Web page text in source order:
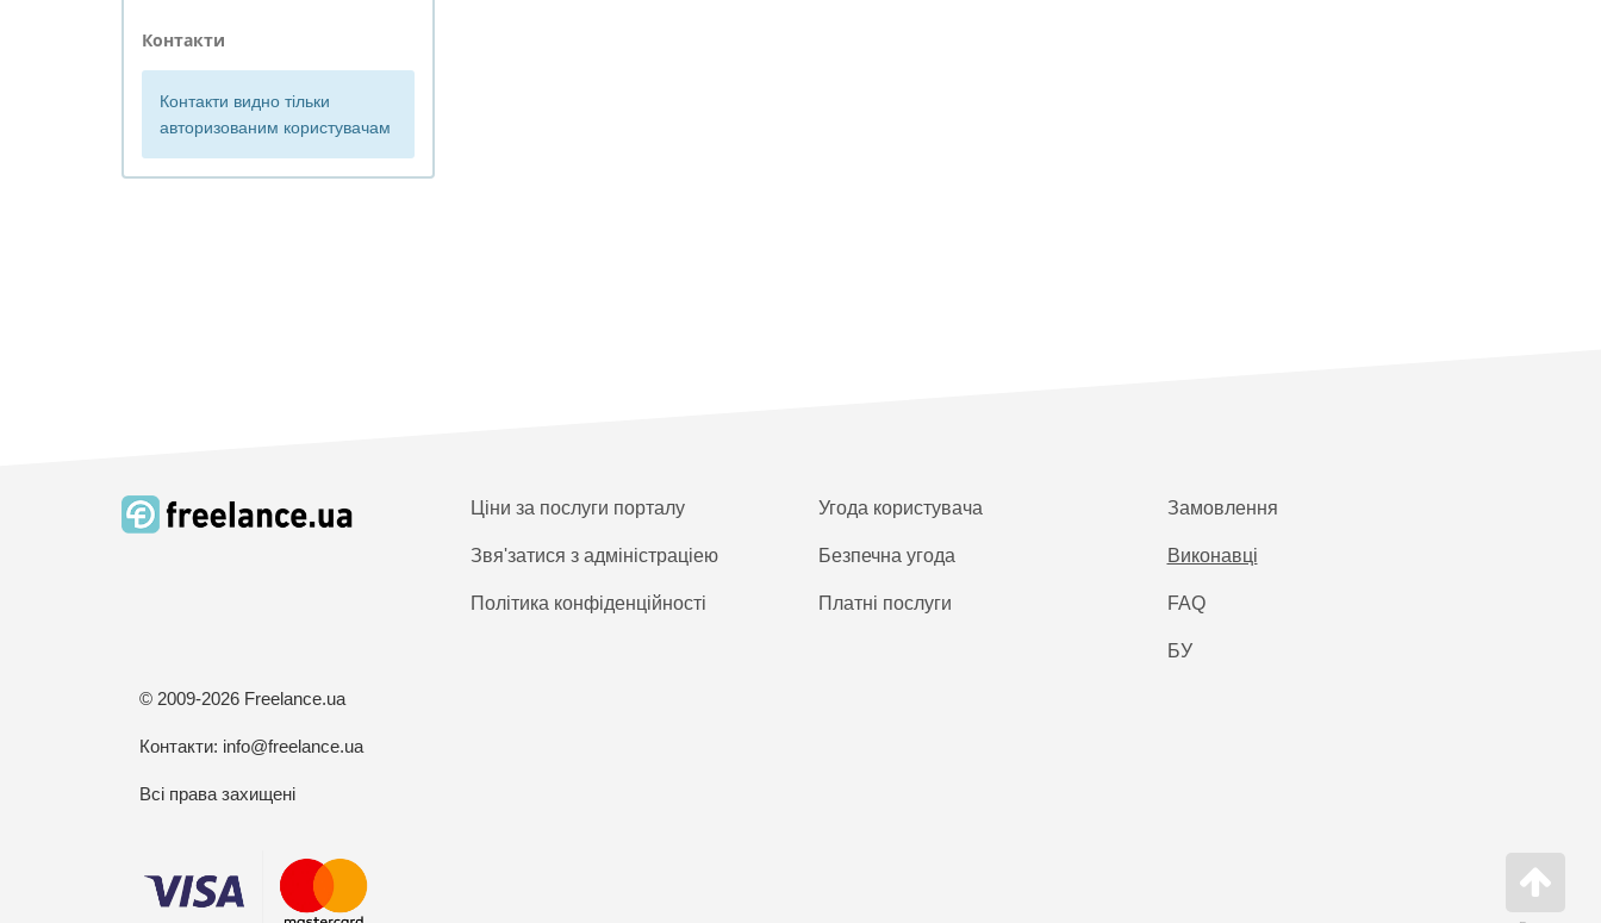
Контакти
Контакти видно тільки
авторизованим користувачам
Ціни за послуги порталу
Звя'затися з адміністраціею
Політика конфіденційності
Угода користувача
Безпечна угода
Платнi послуги
Замовлення
Виконавці
FAQ
БУ
© 2009-2026 Freelance.ua
Контакти: info@freelance.ua
Всі права захищені